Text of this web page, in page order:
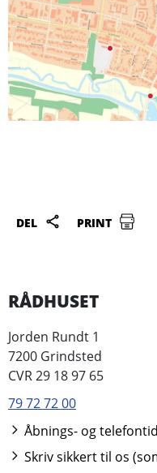
DEL PRINT
RÅDHUSET
Jorden Rundt 1
7200 Grindsted
CVR 29 18 97 65
79 72 72 00
Åbnings- og
Skriv sikkert til os